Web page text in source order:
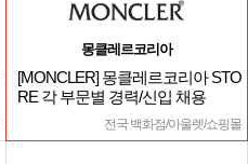
몽클레르코리아
[MONCLER] 몽클레르코리아 STO
RE 각 부문별 경력/신입 채용
전국 백화점/아울렛/쇼핑몰